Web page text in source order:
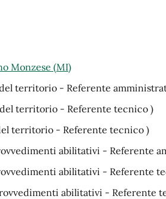
Monzese (MI)
territorio - Referente
territorio - Referente tecnico )
territorio - Referente tecnico )
abilitativi - Referente
abilitativi - Referente
abilitativi - Referente